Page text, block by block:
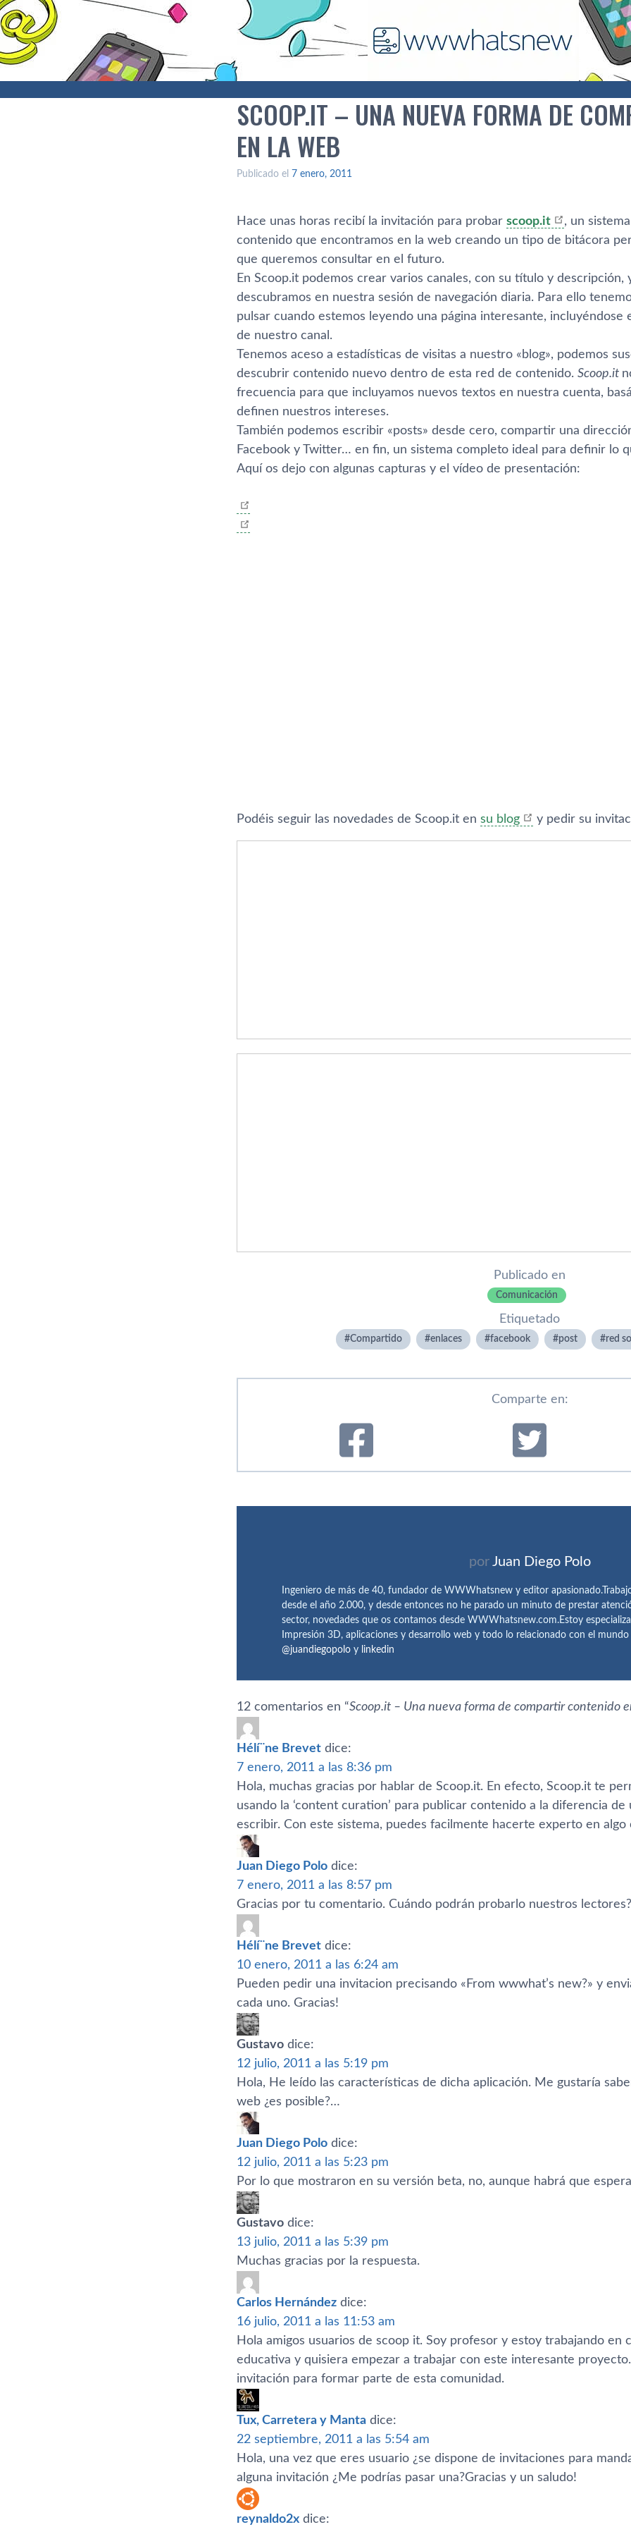
SCOOP.IT – UNA NUEVA FORMA DE
EN LA WEB
Publicado el 7 enero, 2011
Hace unas horas recibí­ la invitación para probar scoop.it
, un
contenido que encontramos en la web creando un tipo de bitácora
que queremos consultar en el futuro.
En Scoop.it podemos crear varios canales, con su tí­tulo y descripción,
descubramos en nuestra sesión de navegación diaria. Para ello
pulsar cuando estemos leyendo una página interesante,
de nuestro canal.
Tenemos aceso a estadí­sticas de visitas a nuestro «blog», podemos
descubrir contenido nuevo dentro de esta red de contenido. Scoop.it
frecuencia para que incluyamos nuevos textos en nuestra cuenta,
definen nuestros intereses.
También podemos escribir «posts» desde cero, compartir una
Facebook y Twitter… en fin, un sistema completo ideal para definir lo
Aquí­ os dejo con algunas capturas y el ví­deo de presentación:
Podéis seguir las novedades de Scoop.it en su blog y pedir su
Publicado en
Comunicación
Etiquetado
Compartido enlaces facebook post red
Comparte en:
por Juan Diego Polo
Ingeniero de más de 40, fundador de WWWhatsnew y editor
desde el año 2.000, y desde entonces no he parado un minuto de prestar
sector, novedades que os contamos desde WWWhatsnew.com.Estoy
Impresión 3D, aplicaciones y desarrollo web y todo lo relacionado con el
@juandiegopolo y linkedin
12 comentarios en “Scoop.it – Una nueva forma de compartir contenido
Hélí¨ne Brevet dice:
7 enero, 2011 a las 8:36 pm
Hola, muchas gracias por hablar de Scoop.it. En efecto, Scoop.it te
usando la ‘content curation’ para publicar contenido a la diferencia
escribir. Con este sistema, puedes facilmente hacerte experto en
Juan Diego Polo dice:
7 enero, 2011 a las 8:57 pm
Gracias por tu comentario. Cuándo podrán probarlo nuestros lectores?
Hélí¨ne Brevet dice:
10 enero, 2011 a las 6:24 am
Pueden pedir una invitacion precisando «From wwwhat’s new?» y
cada uno. Gracias!
Gustavo dice:
12 julio, 2011 a las 5:19 pm
Hola, He leí­do las caracterí­sticas de dicha aplicación. Me gustarí­a
web ¿es posible?…
Juan Diego Polo dice:
12 julio, 2011 a las 5:23 pm
Por lo que mostraron en su versión beta, no, aunque habrá que
Gustavo dice:
13 julio, 2011 a las 5:39 pm
Muchas gracias por la respuesta.
Carlos Hernández dice:
16 julio, 2011 a las 11:53 am
Hola amigos usuarios de scoop it. Soy profesor y estoy trabajando en
educativa y quisiera empezar a trabajar con este interesante
invitación para formar parte de esta comunidad.
Tux, Carretera y Manta dice:
22 septiembre, 2011 a las 5:54 am
Hola, una vez que eres usuario ¿se dispone de invitaciones para
alguna invitación ¿Me podrí­as pasar una?Gracias y un saludo!
reynaldo2x dice: